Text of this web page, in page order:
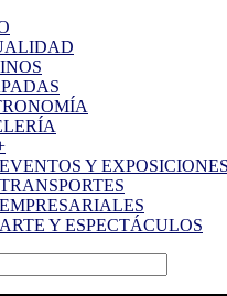
EVENTOS Y EXPOSICIONES
TRANSPORTES
EMPRESARIALES
ARTE Y ESPECTÁCULOS